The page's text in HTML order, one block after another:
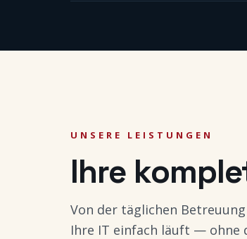
UNSERE LEISTUNGEN
Ihre
Von der täglichen
Ihre IT einfach läuft — ohne